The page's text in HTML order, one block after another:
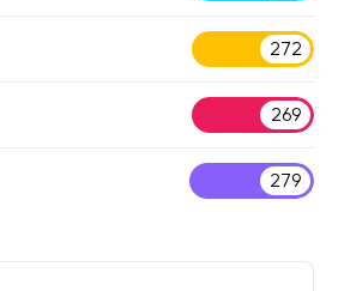
272
269
279